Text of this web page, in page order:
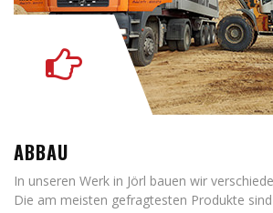
ABBAU
In unseren Werk in Jörl bauen wir
Die am meisten gefragtesten Produkte